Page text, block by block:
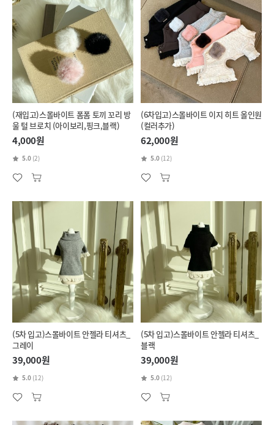
(재입고)스몰바이트 폼폼 토끼 꼬리 방
울 털 브로치 (아이보리,핑크,블랙)
4,000원
5.0 (2)
(6차입고)스몰바이트 이지 히트 올인원
(컬러추가)
62,000원
5.0 (12)
(5차 입고)스몰바이트 안젤라 티셔츠_
그레이
39,000원
5.0 (12)
(5차 입고)스몰바이트 안젤라 티셔츠_
블랙
39,000원
5.0 (12)